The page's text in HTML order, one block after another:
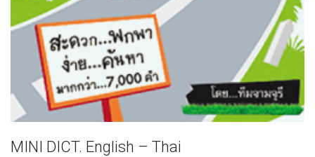
MINI DICT. English – Thai